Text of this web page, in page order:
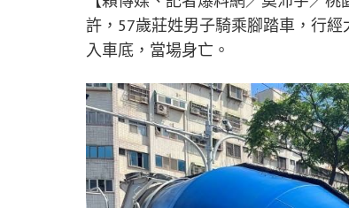
許，57歲莊姓男子騎乘腳踏車，行
入車底，當場身亡。